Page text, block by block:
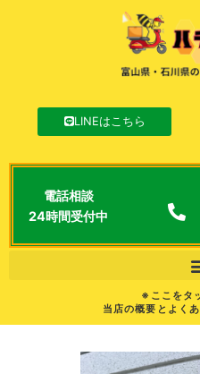
LINEはこちら
電話相談
24時間受付中
※ここをタ
当店の概要とよく